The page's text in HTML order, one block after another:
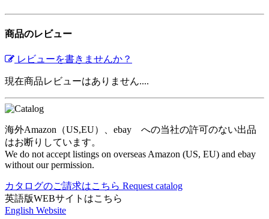
商品のレビュー
レビューを書きませんか？
現在商品レビューはありません....
海外Amazon（US,EU）、ebay への当社の許可のない出品
はお断りしています。
We do not accept listings on overseas Amazon (US, EU) and ebay
without our permission.
カタログのご請求はこちら Request catalog
英語版WEBサイトはこちら
English Website